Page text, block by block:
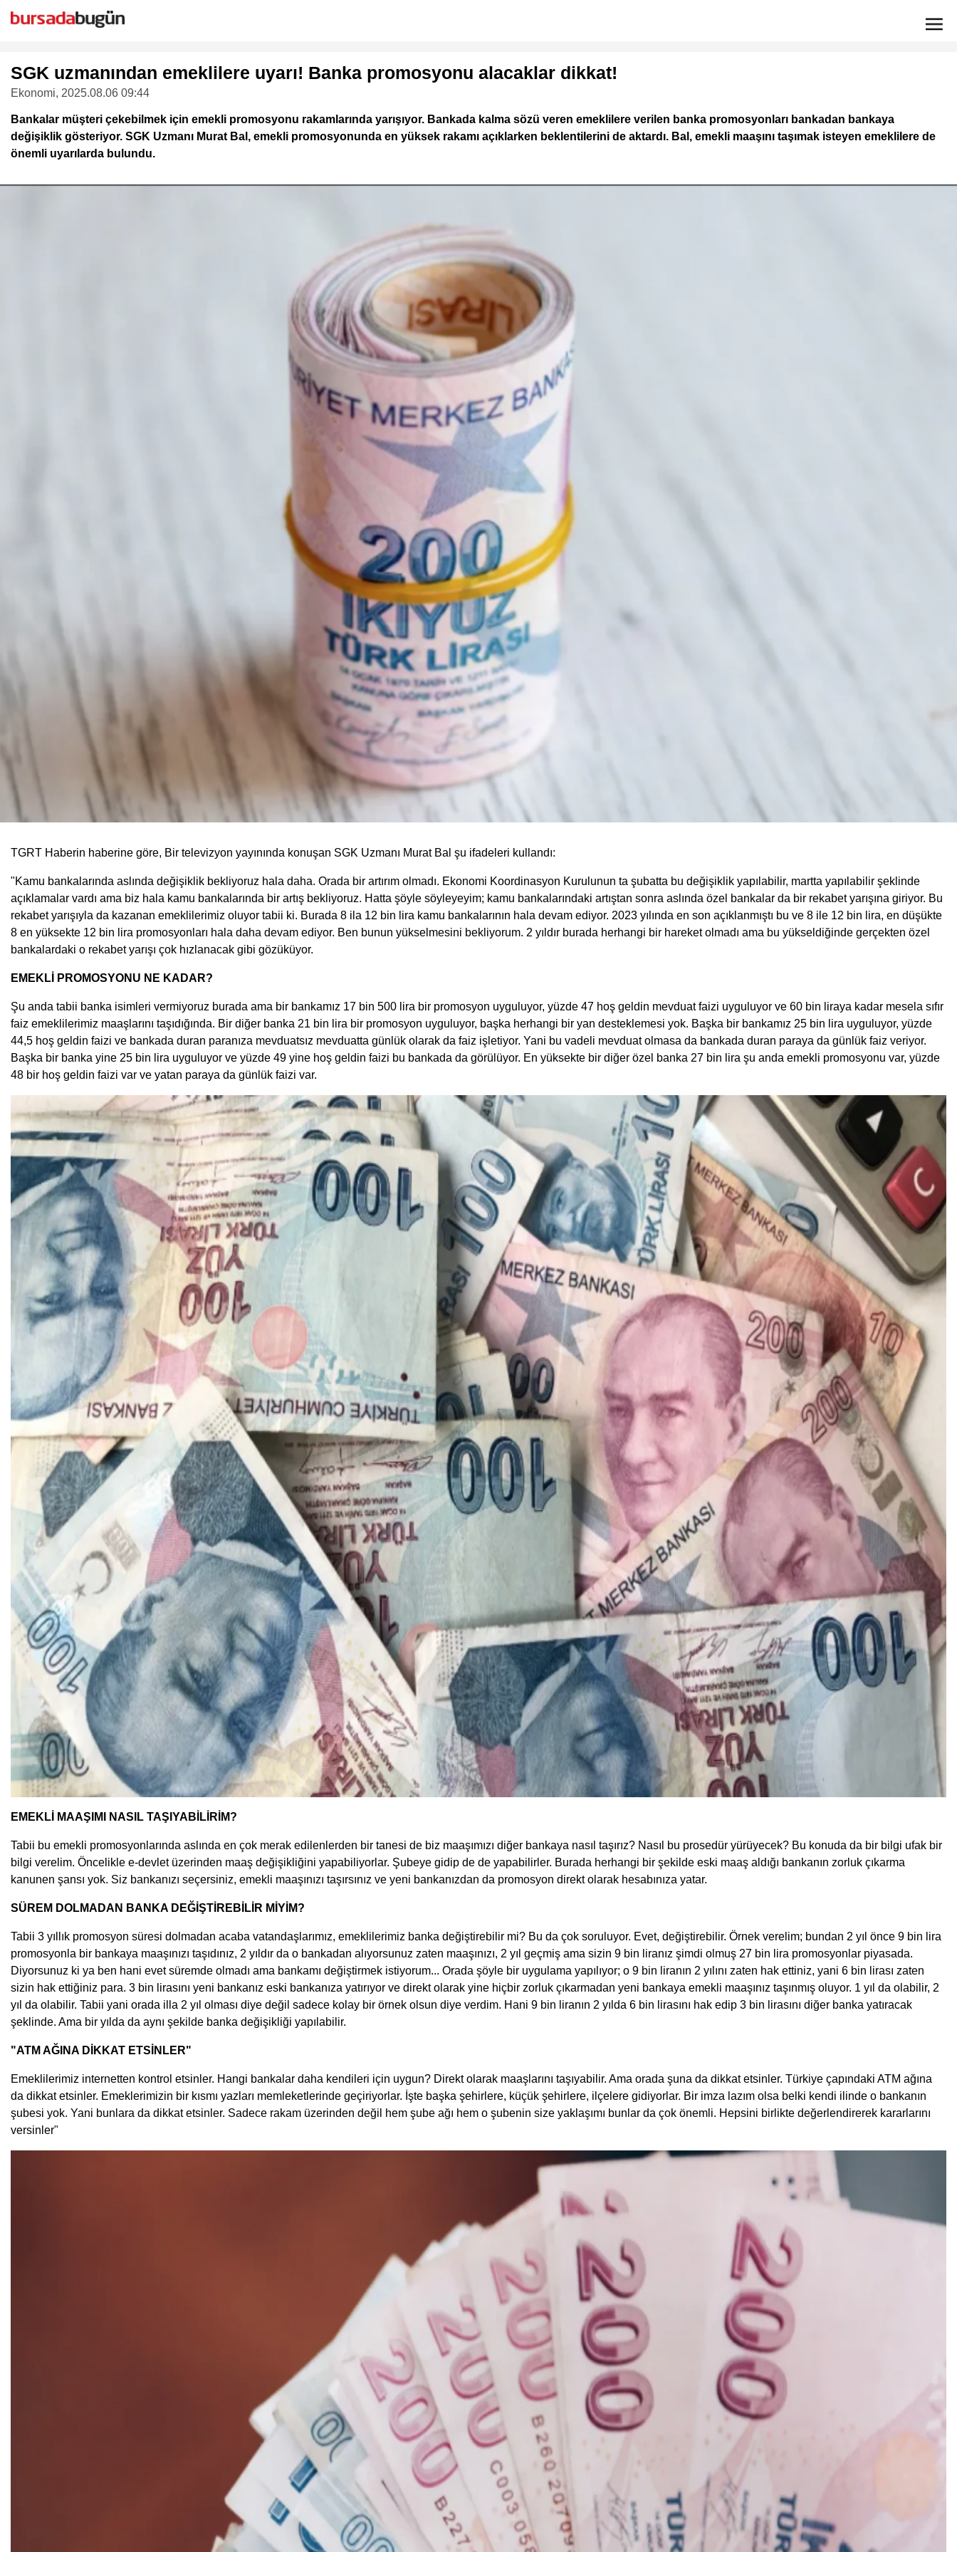
SGK uzmanından emeklilere uyarı! Banka promosyonu alacaklar dikkat!
Ekonomi, 2025.08.06 09:44
Bankalar müşteri çekebilmek için emekli promosyonu rakamlarında yarışıyor. Bankada kalma sözü veren emeklilere verilen banka promosyonları bankadan bankaya
değişiklik gösteriyor. SGK Uzmanı Murat Bal, emekli promosyonunda en yüksek rakamı açıklarken beklentilerini de aktardı. Bal, emekli maaşını taşımak isteyen emeklilere de
önemli uyarılarda bulundu.
TGRT Haberin haberine göre, Bir televizyon yayınında konuşan SGK Uzmanı Murat Bal şu ifadeleri kullandı:
"Kamu bankalarında aslında değişiklik bekliyoruz hala daha. Orada bir artırım olmadı. Ekonomi Koordinasyon Kurulunun ta şubatta bu değişiklik yapılabilir, martta yapılabilir şeklinde
açıklamalar vardı ama biz hala kamu bankalarında bir artış bekliyoruz. Hatta şöyle söyleyeyim; kamu bankalarındaki artıştan sonra aslında özel bankalar da bir rekabet yarışına giriyor. Bu
rekabet yarışıyla da kazanan emeklilerimiz oluyor tabii ki. Burada 8 ila 12 bin lira kamu bankalarının hala devam ediyor. 2023 yılında en son açıklanmıştı bu ve 8 ile 12 bin lira, en düşükte
8 en yüksekte 12 bin lira promosyonları hala daha devam ediyor. Ben bunun yükselmesini bekliyorum. 2 yıldır burada herhangi bir hareket olmadı ama bu yükseldiğinde gerçekten özel
bankalardaki o rekabet yarışı çok hızlanacak gibi gözüküyor.
EMEKLİ PROMOSYONU NE KADAR?
Şu anda tabii banka isimleri vermiyoruz burada ama bir bankamız 17 bin 500 lira bir promosyon uyguluyor, yüzde 47 hoş geldin mevduat faizi uyguluyor ve 60 bin liraya kadar mesela sıfır
faiz emeklilerimiz maaşlarını taşıdığında. Bir diğer banka 21 bin lira bir promosyon uyguluyor, başka herhangi bir yan desteklemesi yok. Başka bir bankamız 25 bin lira uyguluyor, yüzde
44,5 hoş geldin faizi ve bankada duran paranıza mevduatsız mevduatta günlük olarak da faiz işletiyor. Yani bu vadeli mevduat olmasa da bankada duran paraya da günlük faiz veriyor.
Başka bir banka yine 25 bin lira uyguluyor ve yüzde 49 yine hoş geldin faizi bu bankada da görülüyor. En yüksekte bir diğer özel banka 27 bin lira şu anda emekli promosyonu var, yüzde
48 bir hoş geldin faizi var ve yatan paraya da günlük faizi var.
EMEKLİ MAAŞIMI NASIL TAŞIYABİLİRİM?
Tabii bu emekli promosyonlarında aslında en çok merak edilenlerden bir tanesi de biz maaşımızı diğer bankaya nasıl taşırız? Nasıl bu prosedür yürüyecek? Bu konuda da bir bilgi ufak bir
bilgi verelim. Öncelikle e-devlet üzerinden maaş değişikliğini yapabiliyorlar. Şubeye gidip de de yapabilirler. Burada herhangi bir şekilde eski maaş aldığı bankanın zorluk çıkarma
kanunen şansı yok. Siz bankanızı seçersiniz, emekli maaşınızı taşırsınız ve yeni bankanızdan da promosyon direkt olarak hesabınıza yatar.
SÜREM DOLMADAN BANKA DEĞİŞTİREBİLİR MİYİM?
Tabii 3 yıllık promosyon süresi dolmadan acaba vatandaşlarımız, emeklilerimiz banka değiştirebilir mi? Bu da çok soruluyor. Evet, değiştirebilir. Örnek verelim; bundan 2 yıl önce 9 bin lira
promosyonla bir bankaya maaşınızı taşıdınız, 2 yıldır da o bankadan alıyorsunuz zaten maaşınızı, 2 yıl geçmiş ama sizin 9 bin liranız şimdi olmuş 27 bin lira promosyonlar piyasada.
Diyorsunuz ki ya ben hani evet süremde olmadı ama bankamı değiştirmek istiyorum... Orada şöyle bir uygulama yapılıyor; o 9 bin liranın 2 yılını zaten hak ettiniz, yani 6 bin lirası zaten
sizin hak ettiğiniz para. 3 bin lirasını yeni bankanız eski bankanıza yatırıyor ve direkt olarak yine hiçbir zorluk çıkarmadan yeni bankaya emekli maaşınız taşınmış oluyor. 1 yıl da olabilir, 2
yıl da olabilir. Tabii yani orada illa 2 yıl olması diye değil sadece kolay bir örnek olsun diye verdim. Hani 9 bin liranın 2 yılda 6 bin lirasını hak edip 3 bin lirasını diğer banka yatıracak
şeklinde. Ama bir yılda da aynı şekilde banka değişikliği yapılabilir.
"ATM AĞINA DİKKAT ETSİNLER"
Emeklilerimiz internetten kontrol etsinler. Hangi bankalar daha kendileri için uygun? Direkt olarak maaşlarını taşıyabilir. Ama orada şuna da dikkat etsinler. Türkiye çapındaki ATM ağına
da dikkat etsinler. Emeklerimizin bir kısmı yazları memleketlerinde geçiriyorlar. İşte başka şehirlere, küçük şehirlere, ilçelere gidiyorlar. Bir imza lazım olsa belki kendi ilinde o bankanın
şubesi yok. Yani bunlara da dikkat etsinler. Sadece rakam üzerinden değil hem şube ağı hem o şubenin size yaklaşımı bunlar da çok önemli. Hepsini birlikte değerlendirerek kararlarını
versinler"